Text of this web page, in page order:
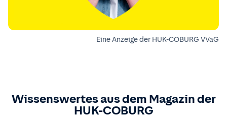
Eine Anzeige der HUK-COBURG VVaG
Wissenswertes aus dem Magazin der
HUK-COBURG